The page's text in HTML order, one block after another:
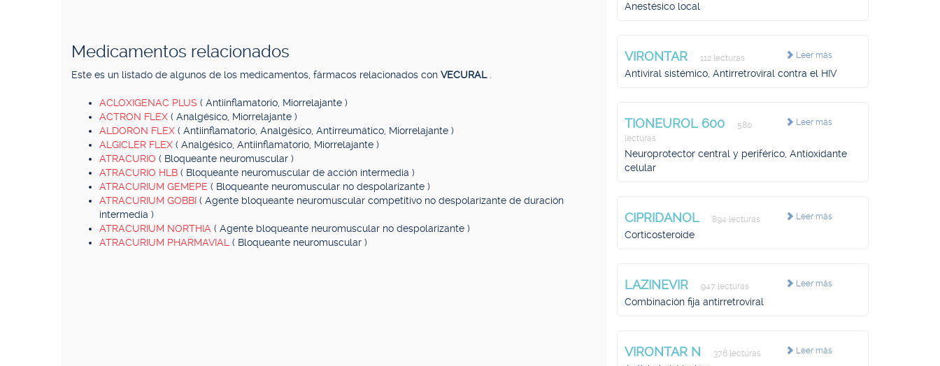
Medicamentos relacionados
Este es un listado de algunos de los medicamentos, fármacos relacionados con VECURAL
ACLOXIGENAC PLUS ( Antiinflamatorio, Miorrelajante )
ACTRON FLEX ( Analgésico, Miorrelajante )
ALDORON FLEX ( Antiinflamatorio, Analgésico, Antirreumático, Miorrelajante )
ALGICLER FLEX ( Analgésico, Antiinflamatorio, Miorrelajante )
ATRACURIO ( Bloqueante neuromuscular )
ATRACURIO HLB ( Bloqueante neuromuscular de acción intermedia )
ATRACURIUM GEMEPE ( Bloqueante neuromuscular no despolarizante )
ATRACURIUM GOBBI ( Agente bloqueante neuromuscular competitivo no despolarizante de duración
intermedia )
ATRACURIUM NORTHIA ( Agente bloqueante neuromuscular no despolarizante )
ATRACURIUM PHARMAVIAL ( Bloqueante neuromuscular )
Anestésico local
Leer más
VIRONTAR 112 lecturas
Antiviral sistémico, Antirretroviral contra el HIV
Leer más
TIONEUROL 600
580
lecturas
Neuroprotector central y periférico, Antioxidante
celular
Leer más
CIPRIDANOL 894 lecturas
Corticosteroide
Leer más
LAZINEVIR 947 lecturas
Combinación fija antirretroviral
Leer más
VIRONTAR N 376 lecturas